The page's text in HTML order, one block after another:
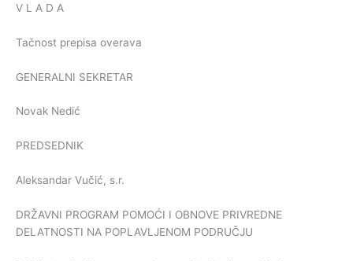
V L A D A
Tačnost prepisa overava
GENERALNI SEKRETAR
Novak Nedić
PREDSEDNIK
Aleksandar Vučić, s.r.
DRŽAVNI PROGRAM POMOĆI I OBNOVE PRIVREDNE
DELATNOSTI NA POPLAVLJENOM PODRUČJU